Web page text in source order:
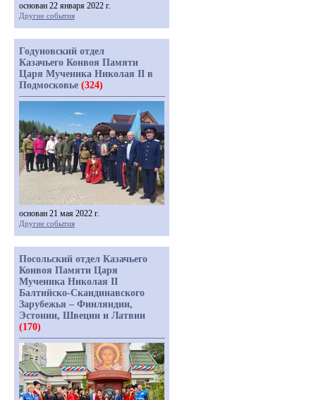
основан 22 января 2022 г.
Другие события
Годуновский отдел
Казачьего Конвоя Памяти
Царя Мученика Николая II в
Подмосковье (324)
основан 21 мая 2022 г.
Другие события
Посольский отдел Казачьего
Конвоя Памяти Царя
Мученика Николая II
Балтийско-Скандинавского
Зарубежья – Финляндии,
Эстонии, Швеции и Латвии
(170)